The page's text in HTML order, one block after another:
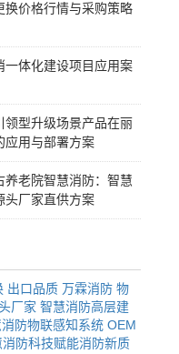
换价格行情与采购策略
一体化建设项目应用案
领型升级场景产品在丽
应用与部署方案
养老院智慧消防：智慧
头厂家直供方案
出口品质 万霖消防 物
厂家 智慧消防高层建
防物联感知系统 OEM
消防科技赋能消防新质